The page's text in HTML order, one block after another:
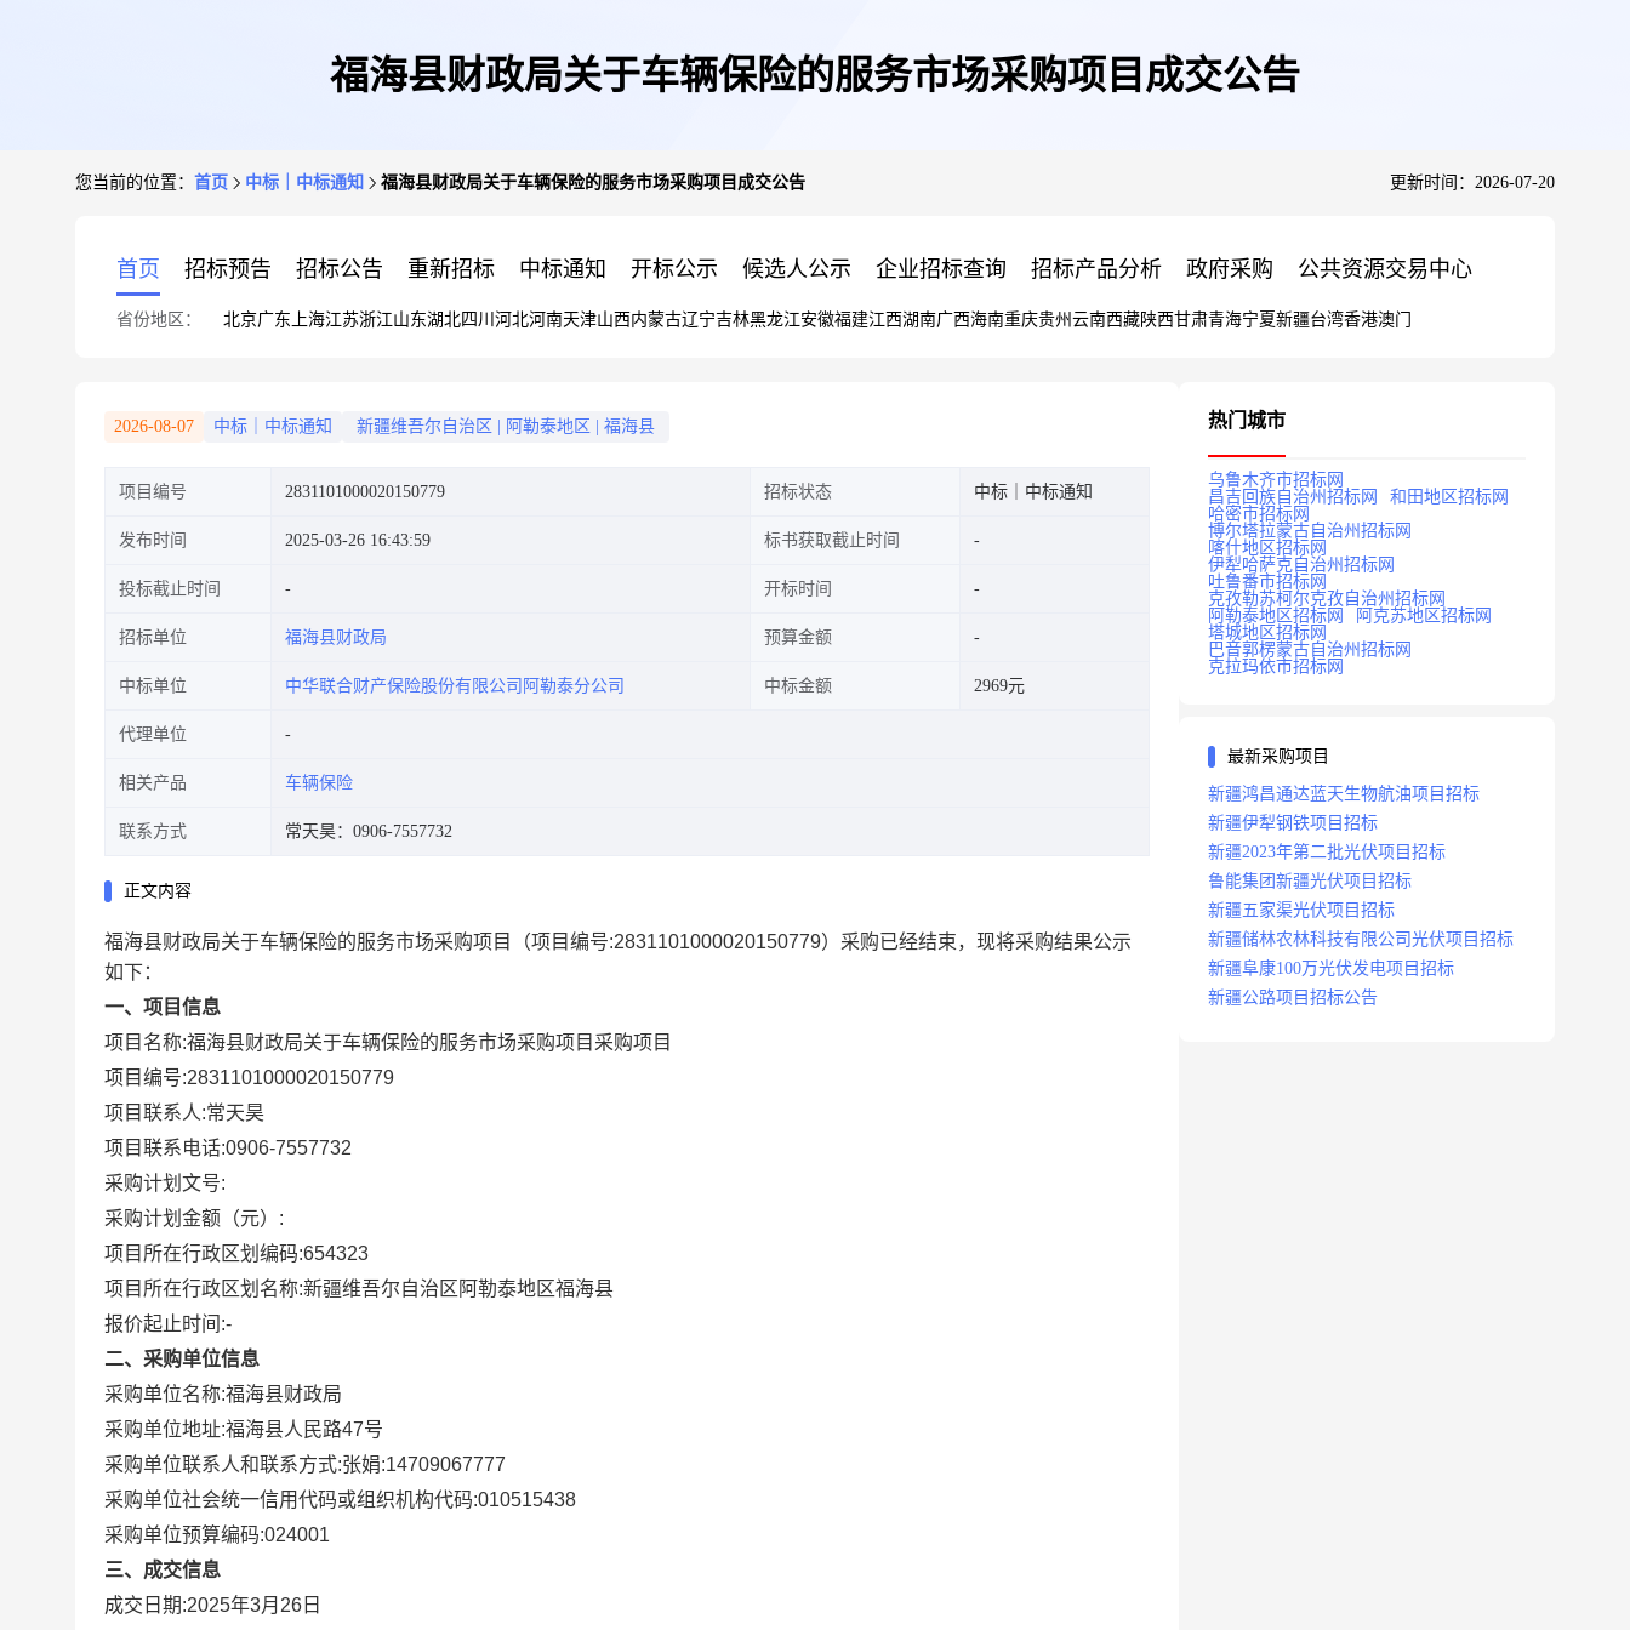
福海县财政局关于车辆保险的服务市场采购项目成交公告
您当前的位置： 首页 中标｜中标通知 福海县财政局关于车辆保险的服务市场采购项目成交公告 更新时间：2026-07-20
首页 招标预告 招标公告 重新招标 中标通知 开标公示 候选人公示 企业招标查询 招标产品分析 政府采购 公共资源交易中心
省份地区： 北京广东 上海江苏浙江山东湖北四川 河北河南天津山西内蒙古辽宁吉林黑龙江安徽福建江西湖南广西海南重庆贵州 云南西藏陕西甘肃青海宁夏新疆台湾香港澳门
2026-08-07 中标｜中标通知 新疆维吾尔自治区 阿勒泰地区 福海县
项目编号 2831101000020150779 招标状态 中标｜中标通知
发布时间 2025-03-26 16:43:59 标书获取截止时间
投标截止时间 开标时间
招标单位 福海县财政局 预算金额
中标单位 中华联合财产保险股份有限公司阿勒泰分公司 中标金额 2969元
代理单位
相关产品 车辆保险
联系方式 常天昊：0906-7557732
正文内容
福海县财政局关于车辆保险的服务市场采购项目 （项目编号:2831101000020150779）采购已经结束，现将采购结果公示
如下：
一、项目信息
项目名称:福海县财政局关于车辆保险的服务市场采购项目 采购项目
项目编号:2831101000020150779
项目联系人:常天昊
项目联系电话:0906-7557732
采购计划文号:
采购计划金额（元）:
项目所在行政区划编码:654323
项目所在行政区划名称:新疆维吾尔自治区阿勒泰地区福海县
报价起止时间:-
二、采购单位信息
采购单位名称:福海县财政局
采购单位地址:福海县人民路47号
采购单位联系人和联系方式:张娟:14709067777
采购单位社会统一信用代码或组织机构代码:010515438
采购单位预算编码:024001
三、成交信息
成交日期:2025年3月26日
热门城市
乌鲁木齐市招标网
昌吉回族自治州招标网
和田地区招标网
哈密市招标网
博尔塔拉蒙古自治州招标网
喀什地区招标网
伊犁哈萨克自治州招标网
吐鲁番市招标网
克孜勒苏柯尔克孜自治州招标网
阿勒泰地区招标网
阿克苏地区招标网
塔城地区招标网
巴音郭楞蒙古自治州招标网
克拉玛依市招标网
最新采购项目
新疆鸿昌通达蓝天生物航油项目招标
新疆伊犁钢铁项目招标
新疆2023年第二批光伏项目招标
鲁能集团新疆光伏项目招标
新疆五家渠光伏项目招标
新疆储林农林科技有限公司光伏项目招标
新疆阜康100万光伏发电项目招标
新疆公路项目招标公告